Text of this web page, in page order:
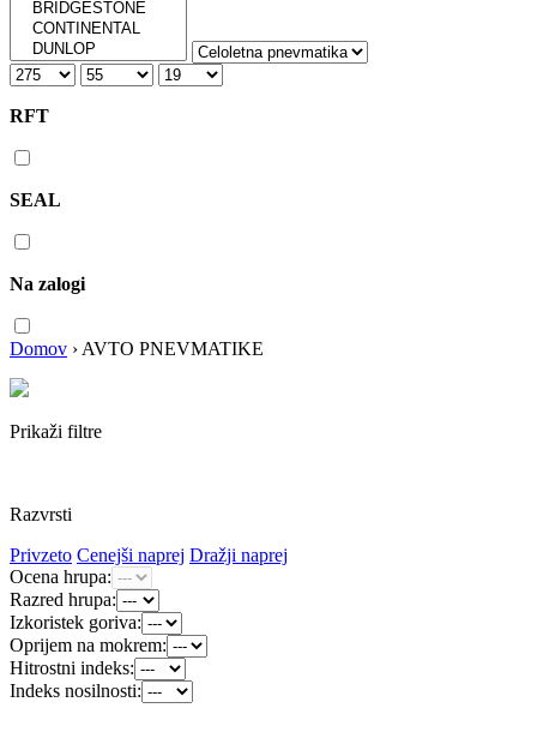
RFT
SEAL
Na zalogi
Domov › AVTO PNEVMATIKE
Prikaži filtre
Razvrsti
Privzeto Cenejši naprej Dražji naprej
Ocena hrupa:
Razred hrupa:
Izkoristek goriva:
Oprijem na mokrem:
Hitrostni indeks:
Indeks nosilnosti: